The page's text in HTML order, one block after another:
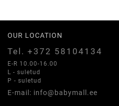
OUR LOCATION
Tel. +372 58104134
E-R 10.00-16.00
L - suletud
P - suletud
E-mail: info@babymall.ee